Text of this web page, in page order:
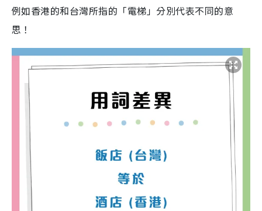
例如香港的和台灣所指的「電梯」分別代表不同的意
思！